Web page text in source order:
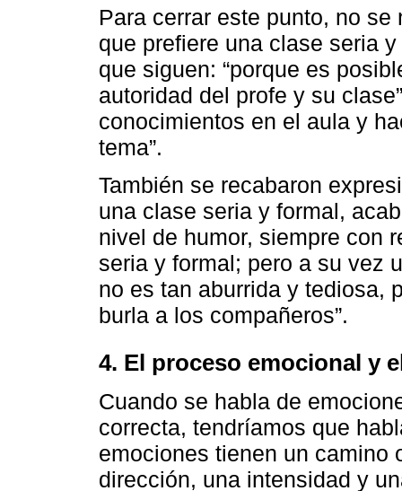
Para cerrar este punto, no
que prefiere una clase seria
que siguen: “porque es
autoridad del profe y su
conocimientos en el aula y
tema”.
También se recabaron
una clase seria y formal,
nivel de humor, siempre con
seria y formal; pero a su vez
no es tan aburrida y tediosa,
burla a los compañeros”.
4. El proceso emocional y
Cuando se habla de
correcta, tendríamos que
emociones tienen un camino
dirección, una intensidad y